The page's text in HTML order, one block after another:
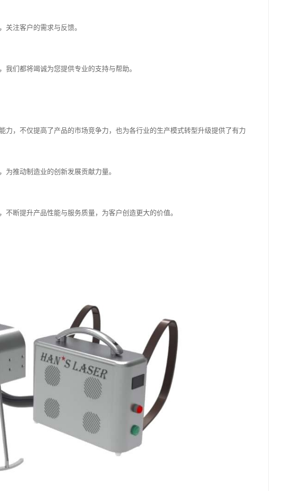
关注客户的需求与反馈。
们都将竭诚为您提供专业的支持与帮助。
力，不仅提高了产品的市场竞争力，也为各行业的生产模式转型升级提供了有力
推动制造业的创新发展贡献力量。
断提升产品性能与服务质量，为客户创造更大的价值。